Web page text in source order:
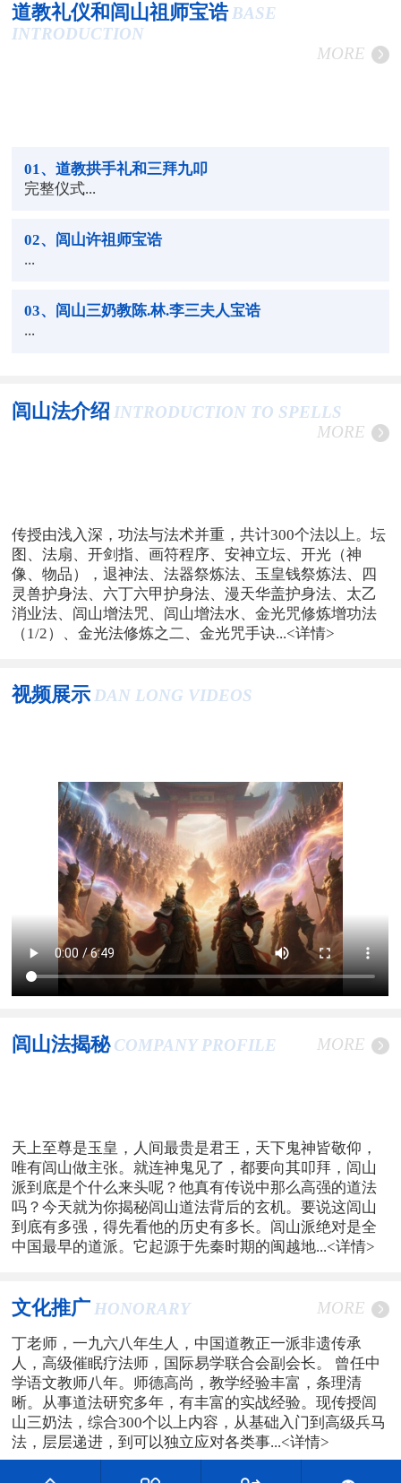
道教礼仪和闾山祖师宝诰 BASE
INTRODUCTION
MORE
01 、道教拱手礼和三拜九叩
完整仪式...
02、闾山许祖师宝诰
...
03、闾山三奶教陈.林.李三夫人宝诰
...
闾山法介绍 INTRODUCTION TO SPELLS
MORE
传授由浅入深，功法与法术并重，共计300个法以上。坛
图、法扇、开剑指、画符程序、安神立坛、开光（神
像、物品），退神法、法器祭炼法、玉皇钱祭炼法、四
灵兽护身法、六丁六甲护身法、漫天华盖护身法、太乙
消业法、闾山增法咒、闾山增法水、金光咒修炼增功法
（1/2）、金光法修炼之二、金光咒手诀...<详情>
视频展示 DAN LONG VIDEOS
闾山法揭秘 COMPANY PROFILE MORE
天上至尊是玉皇，人间最贵是君王，天下鬼神皆敬仰，
唯有闾山做主张。就连神鬼见了，都要向其叩拜，闾山
派到底是个什么来头呢？他真有传说中那么高强的道法
吗？今天就为你揭秘闾山道法背后的玄机。要说这闾山
到底有多强，得先看他的历史有多长。闾山派绝对是全
中国最早的道派。它起源于先秦时期的闽越地...<详情>
文化推广 HONORARY MORE
丁老师，一九六八年生人，中国道教正一派非遗传承
人，高级催眠疗法师，国际易学联合会副会长。 曾任中
学语文教师八年。师德高尚，教学经验丰富，条理清
晰。从事道法研究多年，有丰富的实战经验。现传授闾
山三奶法，综合300个以上内容，从基础入门到高级兵马
法，层层递进，到可以独立应对各类事...<详情>